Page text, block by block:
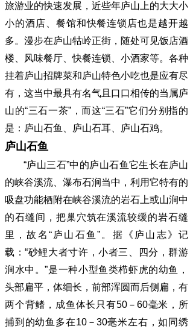
旅游业的快速发展，近些年庐山上的大大小
小的酒店、餐馆和快餐连锁店也是越开越
多。漫步在庐山牯岭正街，随处可见饭店酒
楼、风味餐厅、快餐连锁、小酒家等。各种
挂着庐山招牌菜和庐山特色小吃也是应有尽
有，这当中最具有名气且口口相传的当属庐
山的“三石一茶”，而这“三石”它们分别指的
是：庐山石鱼、庐山石耳、庐山石鸡。
庐山石鱼
“庐山三石”中的庐山石鱼它生长在庐山
的峡谷溪流、瀑布石涧当中，利用它特有的
吸盘功能栖附在峡谷溪流的岩石上或山涧中
的石缝间，把巢穴筑在溪流较缓的岩石缝
里，故名“庐山石鱼”。据《庐山志》记
载：“砂鲤大者寸许，小者三、四分，群游
涧水中。”是一种小型鱼类栉虾虎的幼鱼，
头部扁平，体细长，前部浑圆而后侧扁，有
两个背鳍，成鱼体长只有50－60毫米，所
捕到的幼鱼多在10－30毫米左右，如同绣